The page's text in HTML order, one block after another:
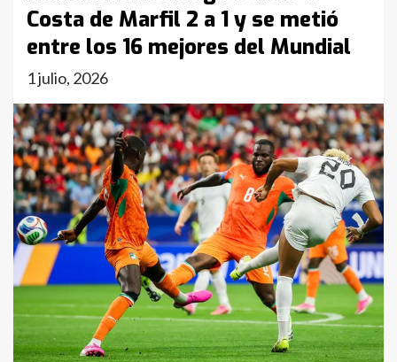
Costa de Marfil 2 a 1 y se metió
entre los 16 mejores del Mundial
1 julio, 2026